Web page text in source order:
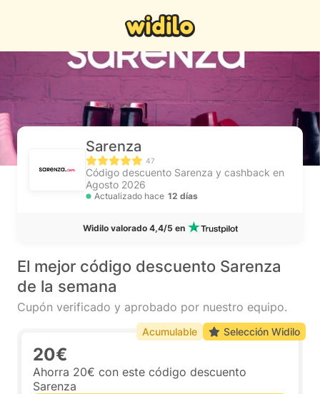
Sarenza
47
Código descuento Sarenza y cashback en
Agosto 2026
Actualizado hace 12 días
Widilo valorado 4,4/5 en
El mejor código descuento Sarenza
de la semana
Cupón verificado y aprobado por nuestro equipo.
20€
Ahorra 20€ con este código descuento
Sarenza
Acumulable Selección Widilo